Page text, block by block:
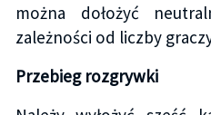
można dołożyć
zależności od liczby
Przebieg rozgrywki